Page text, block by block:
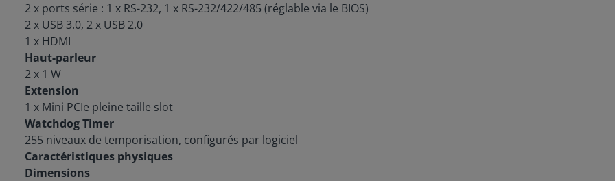
2 x ports série : 1 x RS-232, 1 x RS-232/422/485 (réglable via le BIOS)
2 x USB 3.0, 2 x USB 2.0
1 x HDMI
Haut-parleur
2 x 1 W
Extension
1 x Mini PCIe pleine taille slot
Watchdog Timer
255 niveaux de temporisation, configurés par logiciel
Caractéristiques physiques
Dimensions